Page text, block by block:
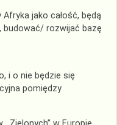
Afryka jako całość, będą
rozwijać bazę
i o nie będzie się
pomiędzy